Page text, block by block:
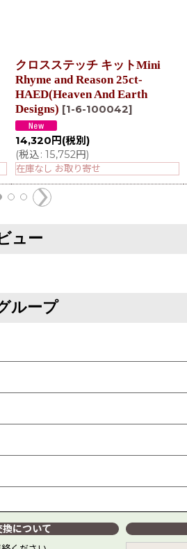
クロスステッチ キットMini
Rhyme and Reason 25ct-
HAED(Heaven And Earth
Designs) [1-6-100042]
14,320 円 (税別)
(税込: 15,752円)
在庫なし お取り寄せ
ュー
ループ
について